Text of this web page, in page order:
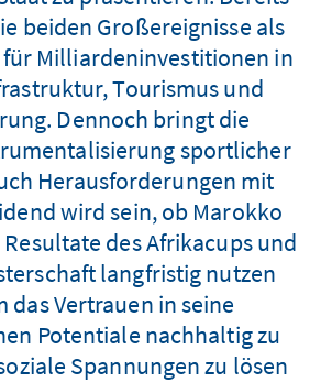
beiden Großereignisse als
Milliardeninvestitionen in
Tourismus und
Dennoch bringt die
sportlicher
Herausforderungen mit
wird sein, ob Marokko
des Afrikacups und
langfristig nutzen
das Vertrauen in seine
Potentiale nachhaltig zu
Spannungen zu lösen.